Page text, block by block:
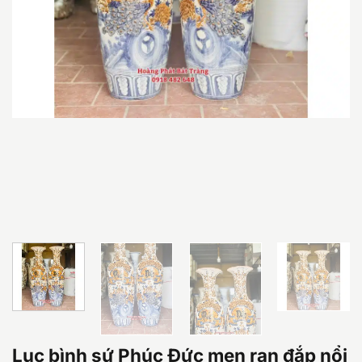
Lục bình sứ Phúc Đức men rạn đắp nổi